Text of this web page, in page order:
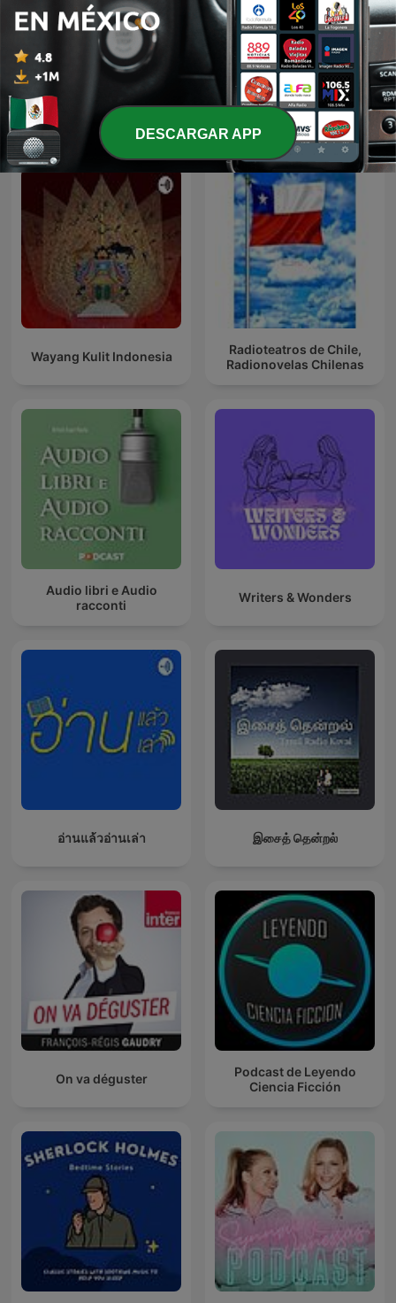
Audiolibros y relatos Fresh Air
Más podcasts internacionales de Arte
Wayang Kulit Indonesia
Radioteatros de Chile,
Radionovelas Chilenas
Audio libri e Audio
racconti
Writers & Wonders
อ่านแล้วอ่านเล่า இசைத் தென்றல்
On va déguster
Podcast de Leyendo
Ciencia Ficción
DESCARGAR APP